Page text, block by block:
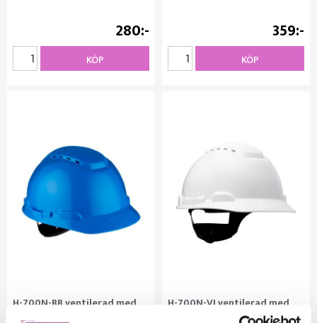
280
KÖP
359
KÖP
H-700N-BB ventilerad med
rattjustering, blå
H-700N-VI ventilerad med
rattjustering, vit